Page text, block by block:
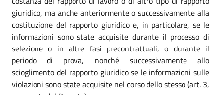
giuridico, ma anche anteriormente o successivamente alla
costituzione del rapporto giuridico e, in particolare, se le
informazioni sono state acquisite durante il processo di
selezione o in altre fasi precontrattuali, o durante il
periodo di prova, nonché successivamente allo
scioglimento del rapporto giuridico se le informazioni sulle
violazioni sono state acquisite nel corso dello stesso (art. 3,